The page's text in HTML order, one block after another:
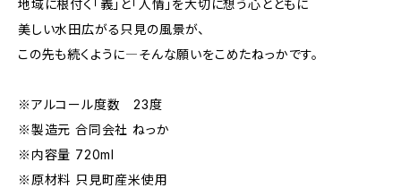
地域に根付く「義」と「人情」を大切に想う心とともに
美しい水田広がる只見の風景が、
この先も続くように―そんな願いをこめたねっかです。
※アルコール度数 23度
※製造元 合同会社 ねっか
※内容量 720ml
※原材料 只見町産米使用